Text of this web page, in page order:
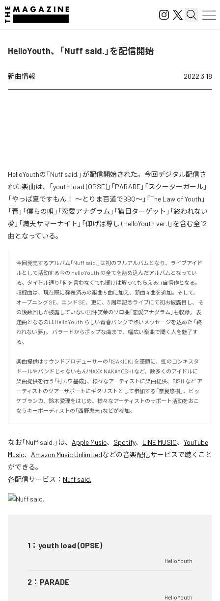
HelloYouth、「Nuff said.」を配信開始
新曲情報 2022.3.18
HelloYouthの「Nuff said.」が配信開始された。今回デジタル配信さ
れた楽曲は、「youth load (OPSE)」「PARADE」「スクーターガール」
「やっぱ夏ですもん！ 〜とりま百道でBBQ〜」「The Law of Youth」
「青」「僕らの唄」「恋愛アナグラム」「猫目ターゲット」「終われない
夢」「満天サマーナイト」「仰げば尊し (HelloYouth ver.)」を含む全12
曲となっている。
今回発売するアルバム「Nuff said.」は初のフルアルバムとなり、ライブアイド
ルとして活動する今の HelloYouth の全てを詰め込んだアルバムとなってい
る。タイトル通り「何を言わなくても聞けば解ってもらえる!」自信作となる。
収録曲は、現在既に発表済みの楽曲 5 曲に加え、新曲 4 曲を追加。そして、
オープニング SE、エンド SE、更に、3 周年記念ライブにて初お披露目し、 そ
の後数回しか披露していない田仲笑茉のソロ曲「恋愛アナグラム」も収録。 表
題曲となるのは HelloYouth らしい青春パンクで熱いメッセージを込めた 「終
われない夢」。 バラードからポップな曲まで、幅広い楽曲で聞く人を魅了す
る。
楽曲提供はサウンドプロデューサーの「ISAKICK」を筆頭に、虹のコンキスタ
ドールやバンドじゃないもん!MAXX NAKAYOSHI など、数多くのアイドルに
楽曲提供を行う「村カワ基成」、様々なアーティストに楽曲提供、BiSH など ア
ーティストのツアーサポートにギタリストとして参加する「奈良悠樹」、ビッ
ケブランカ、鈴木愛理をはじめ、様々なアーティストのサポート活動をおこ
なうキーボーディストの「西野恵未」などが参加。
なお「Nuff said. 」は、 Apple Music、 Spotify、 LINE MUSIC、 YouTube
Music、 Amazon Music Unlimitedなどの音楽配信サービスで聴くこと
ができる。
各配信サービス： Nuff said.
1 ： youth load (OPSE)
HelloYouth
2 ： PARADE
HelloYouth